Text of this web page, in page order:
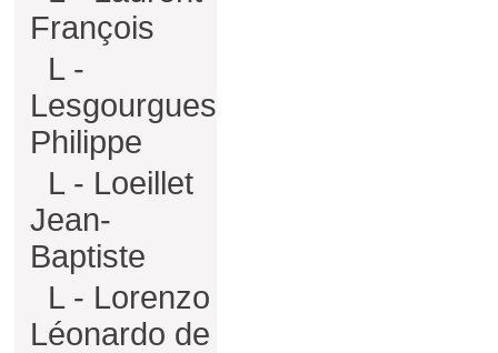
François
L -
Lesgourgues
Philippe
L - Loeillet
Jean-
Baptiste
L - Lorenzo
Léonardo de